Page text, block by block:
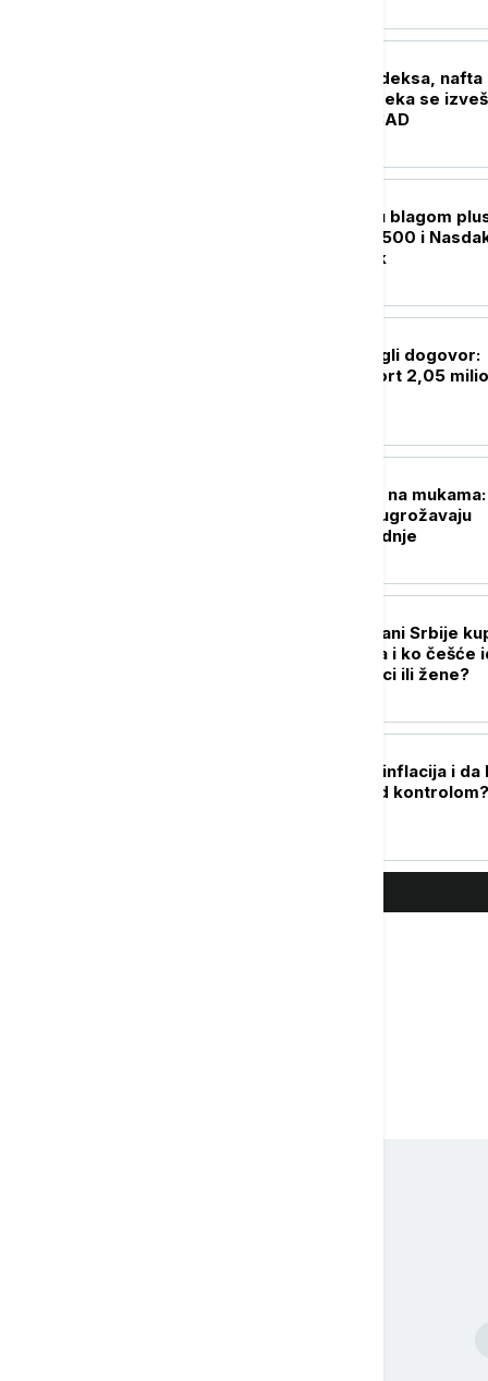
Rast evropskih indeksa, nafta
Brent 83 dolara, čeka se
sa tržišta rada u SAD
Američke berze u blagom
rast indeksa S&P 500 i
fokusu Bliski istok
Janaf i MOL postigli dogovor:
Ugovoren transport 2,05
Merošinski voćari na mukama:
Niske cene šljive ugrožavaju
opstanak proizvodnje
Koliko često građani Srbije
u supermarketima i ko češće
nabavku - muškarci ili žene?
Koliko je usporila inflacija i da
cene konačno pod kontrolom?